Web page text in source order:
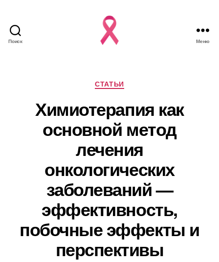
Поиск Меню
Рубрики
СТАТЬИ
Химиотерапия как
основной метод
лечения
онкологических
заболеваний —
эффективность,
побочные эффекты и
перспективы